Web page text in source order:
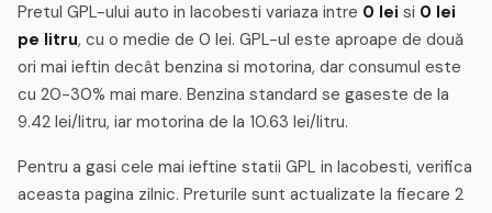
Pretul GPL-ului auto in Iacobesti variaza intre 0 lei si 0 lei
pe litru, cu o medie de 0 lei. GPL-ul este aproape de două
ori mai ieftin decât benzina si motorina, dar consumul este
cu 20-30% mai mare. Benzina standard se gaseste de la
9.42 lei/litru, iar motorina de la 10.63 lei/litru.
Pentru a gasi cele mai ieftine statii GPL in Iacobesti, verifica
aceasta pagina zilnic. Preturile sunt actualizate la fiecare 2